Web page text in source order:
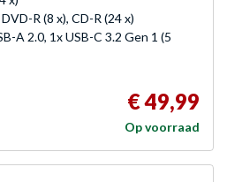
R (8 x), CD-R (24 x)
A 2.0, 1x USB-C 3.2 Gen 1 (5
€ 49,99
Op voorraad